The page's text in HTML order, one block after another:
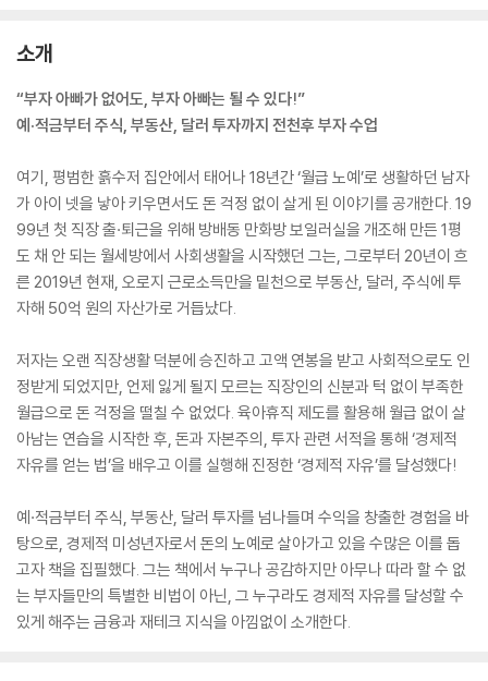
소개
“부자 아빠가 없어도, 부자 아빠는 될 수 있다!”
예·적금부터 주식, 부동산, 달러 투자까지 전천후 부자 수업
여기, 평범한 흙수저 집안에서 태어나 18년간 ‘월급 노예’로 생활하던 남자
가 아이 넷을 낳아 키우면서도 돈 걱정 없이 살게 된 이야기를 공개한다. 19
99년 첫 직장 출·퇴근을 위해 방배동 만화방 보일러실을 개조해 만든 1평
도 채 안 되는 월세방에서 사회생활을 시작했던 그는, 그로부터 20년이 흐
른 2019년 현재, 오로지 근로소득만을 밑천으로 부동산, 달러, 주식에 투
자해 50억 원의 자산가로 거듭났다.
저자는 오랜 직장생활 덕분에 승진하고 고액 연봉을 받고 사회적으로도 인
정받게 되었지만, 언제 잃게 될지 모르는 직장인의 신분과 턱 없이 부족한
월급으로 돈 걱정을 떨칠 수 없었다. 육아휴직 제도를 활용해 월급 없이 살
아남는 연습을 시작한 후, 돈과 자본주의, 투자 관련 서적을 통해 ‘경제적
자유를 얻는 법’을 배우고 이를 실행해 진정한 ‘경제적 자유’를 달성했다!
예·적금부터 주식, 부동산, 달러 투자를 넘나들며 수익을 창출한 경험을 바
탕으로, 경제적 미성년자로서 돈의 노예로 살아가고 있을 수많은 이를 돕
고자 책을 집필했다. 그는 책에서 누구나 공감하지만 아무나 따라 할 수 없
는 부자들만의 특별한 비법이 아닌, 그 누구라도 경제적 자유를 달성할 수
있게 해주는 금융과 재테크 지식을 아낌없이 소개한다.